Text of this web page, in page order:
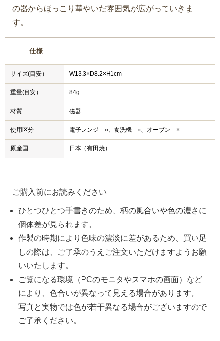
の器からほっこり華やいだ雰囲気が広がっていきま
す。
仕様
サイズ(目安） W13.3×D8.2×H1cm
重量(目安） 84g
材質 磁器
使用区分 電子レンジ ○、食洗機 ○、オーブン ×
原産国 日本（有田焼）
ご購入前にお読みください
ひとつひとつ手書きのため、柄の風合いや色の濃さに
個体差が見られます。
作製の時期により色味の濃淡に差があるため、買い足
しの際は、ご了承のうえご注文いただけますようお願
いいたします。
ご覧になる環境（PCのモニタやスマホの画面）など
により、色合いが異なって見える場合があります。
写真と実物では色が若干異なる場合がございますので
ご了承ください。